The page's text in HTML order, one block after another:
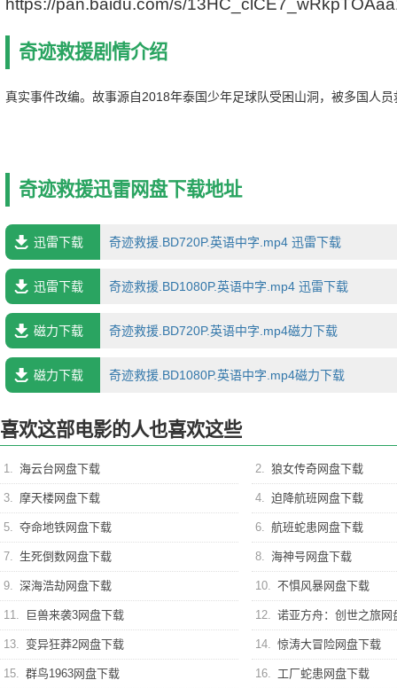
https://pan.baidu.com/s/
奇迹救援剧情介绍
真实事件改编。故事源自2018年泰国少年足球队受困山洞，被多国人
奇迹救援迅雷网盘下载地址
迅雷下载 奇迹救援.BD720P.英语中字.mp4 迅雷下载
迅雷下载 奇迹救援.BD1080P.英语中字.mp4 迅雷下载
磁力下载 奇迹救援.BD720P.英语中字.mp4磁力下载
磁力下载 奇迹救援.BD1080P.英语中字.mp4磁力下载
喜欢这部电影的人也喜欢这些
1. 海云台网盘下载 2. 狼女传奇网盘下载
3. 摩天楼网盘下载 4. 迫降航班网盘下载
5. 夺命地铁网盘下载 6. 航班蛇患网盘下载
7. 生死倒数网盘下载 8. 海神号网盘下载
9. 深海浩劫网盘下载 10. 不惧风暴网盘下载
11. 巨兽来袭3网盘下载 12. 诺亚方舟：创世之旅网
13. 变异狂莽2网盘下载 14. 惊涛大冒险网盘下载
15. 群鸟1963网盘下载 16. 工厂蛇患网盘下载